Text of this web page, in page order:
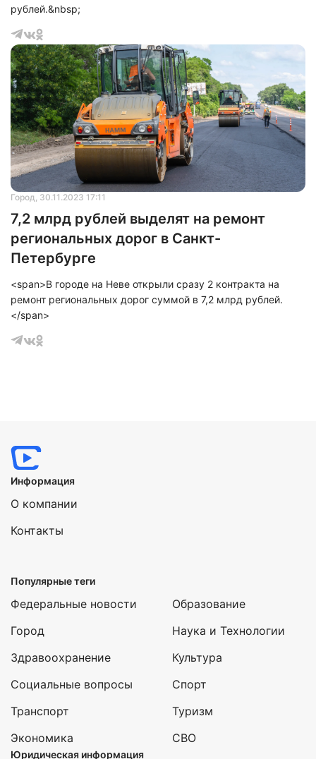
рублей.&nbsp;
Город, 30.11.2023 17:11
7,2 млрд рублей выделят на ремонт
региональных дорог в Санкт-
Петербурге
<span>В городе на Неве открыли сразу 2 контракта на
ремонт региональных дорог суммой в 7,2 млрд рублей.
</span>
Нажимая на кнопку "Отправить" вы
соглашаетесь с
политикой конфиденциальности
Информация
О компании
Контакты
Популярные теги
Федеральные новости
Город
Здравоохранение
Социальные вопросы
Транспорт
Экономика
Образование
Наука и Технологии
Культура
Спорт
Туризм
СВО
Юридическая информация